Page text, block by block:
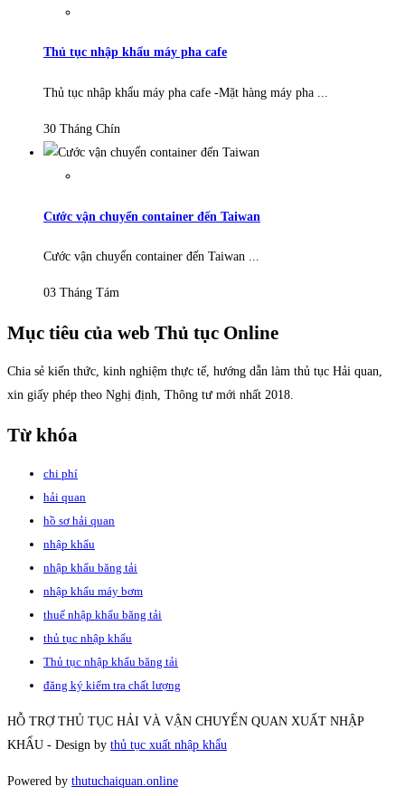
Thủ tục nhập khẩu máy pha cafe
Thủ tục nhập khẩu máy pha cafe -Mặt hàng máy pha ...
30 Tháng Chín
Cước vận chuyển container đến Taiwan
Cước vận chuyển container đến Taiwan ...
03 Tháng Tám
Mục tiêu của web Thủ tục Online
Chia sẻ kiến thức, kinh nghiệm thực tế, hướng dẫn làm thủ tục Hải quan,
xin giấy phép theo Nghị định, Thông tư mới nhất 2018.
Từ khóa
chi phí
hải quan
hồ sơ hải quan
nhập khẩu
nhập khẩu băng tải
nhập khẩu máy bơm
thuế nhập khẩu băng tải
thủ tục nhập khẩu
Thủ tục nhập khẩu băng tải
đăng ký kiểm tra chất lượng
HỖ TRỢ THỦ TỤC HẢI VÀ VẬN CHUYỂN QUAN XUẤT NHẬP
KHẨU - Design by thủ tục xuất nhập khẩu
Powered by thutuchaiquan.online